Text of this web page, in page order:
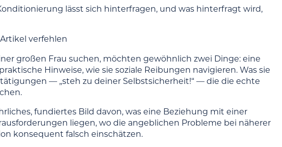
lässt sich hinterfragen, und was hinterfragt wird,
verfehlen
großen Frau suchen, möchten gewöhnlich zwei Dinge: eine
Hinweise, wie sie soziale Reibungen navigieren. Was sie
— „steh zu deiner Selbstsicherheit!“ — die die echte
fundiertes Bild davon, was eine Beziehung mit einer
liegen, wo die angeblichen Probleme bei näherer
konsequent falsch einschätzen.